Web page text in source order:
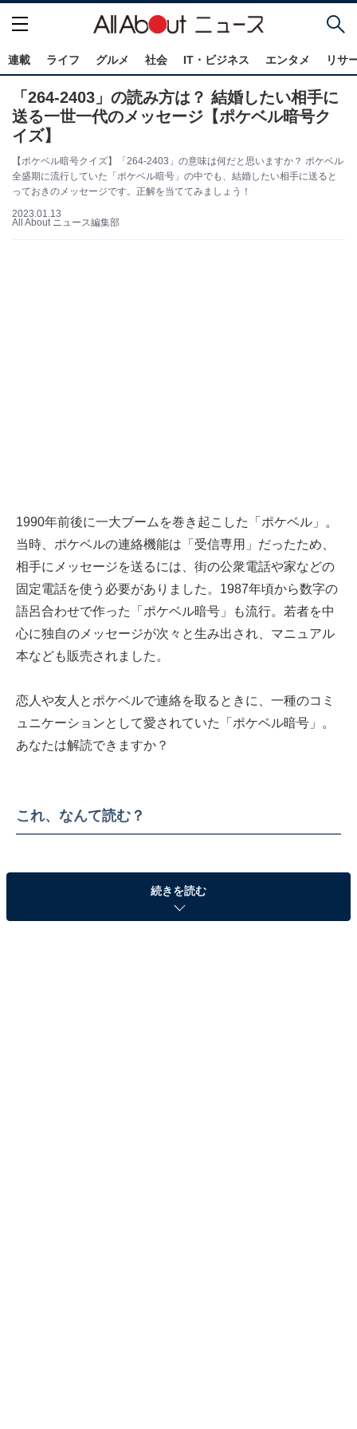
連載 ライフ グルメ 社会 IT・ビジネス エンタメ リサ
「264-2403」の読み方は？ 結婚したい相手に
送る一世一代のメッセージ【ポケベル暗号ク
イズ】
【ポケベル暗号クイズ】「264-2403」の意味は何だと思いますか？ ポケベル
全盛期に流行していた「ポケベル暗号」の中でも、結婚したい相手に送ると
っておきのメッセージです。正解を当ててみましょう！
2023.01.13
All About ニュース編集部
1990年前後に一大ブームを巻き起こした「ポケベル」。
当時、ポケベルの連絡機能は「受信専用」だったため、
相手にメッセージを送るには、街の公衆電話や家などの
固定電話を使う必要がありました。1987年頃から数字の
語呂合わせで作った「ポケベル暗号」も流行。若者を中
心に独自のメッセージが次々と生み出され、マニュアル
本なども販売されました。
恋人や友人とポケベルで連絡を取るときに、一種のコミ
ュニケーションとして愛されていた「ポケベル暗号」。
あなたは解読できますか？
これ、なんて読む？
続きを読む